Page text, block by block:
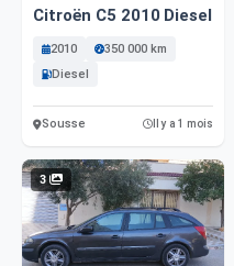
Citroën C5 2010 Diesel
2010
350 000 km
Diesel
Sousse Il y a 1 mois
3